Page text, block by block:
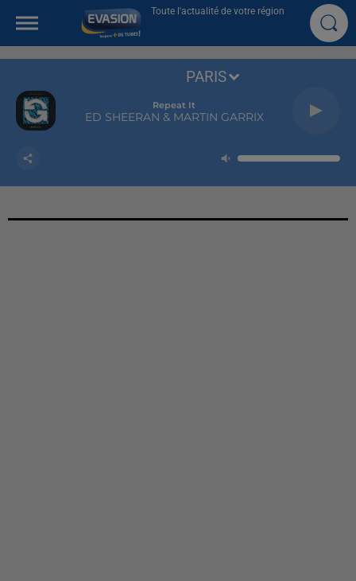
Toute l'actualité de votre région
Repeat It
ED SHEERAN & MARTIN GARRIX
PARIS